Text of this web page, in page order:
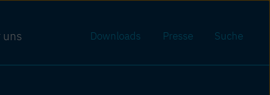
uns Downloads Presse Suche